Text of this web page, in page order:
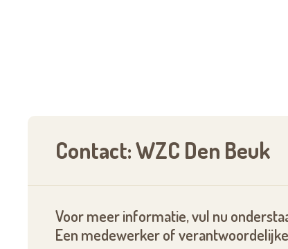
Contact: WZC Den Beuk
Voor meer informatie, vul nu
Een medewerker of